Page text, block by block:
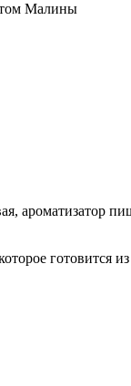
Малины
ароматизатор
готовится